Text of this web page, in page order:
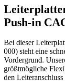
Push-in
Bei dieser
000) steht eine
Vordergrund.
größtmögliche
den